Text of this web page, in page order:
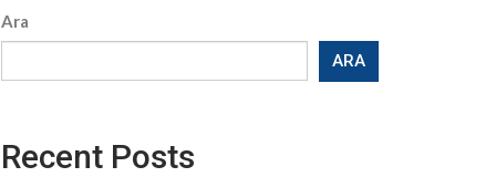
Ara
ARA
Recent Posts